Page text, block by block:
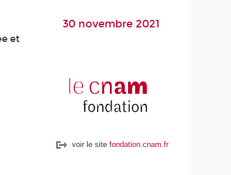
et
30 novembre 2021
voir le site fondation.cnam.fr